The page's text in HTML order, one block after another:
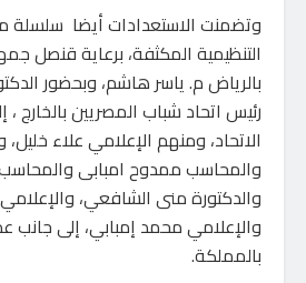
وتضمنت الاستعدادات أيضا سلسلة
التنظيمية المكثفة، برعاية قنصل
بالرياض م. ياسر هاشم، وبحضور
رئيس اتحاد شباب المصريين بالخارج
الاتحاد، ومنهم الإعلامي علاء
والمحاسب ممدوح امبابى
والدكتورة منى الشافعي،
والإعلامي محمد إمبابي، إلى جانب
بالمملكة.